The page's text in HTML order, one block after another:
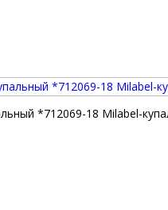
*712069-18 Milabel-